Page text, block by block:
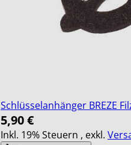
Schlüsselanhänger BREZE
5,90 €
Inkl. 19% Steuern , exkl.